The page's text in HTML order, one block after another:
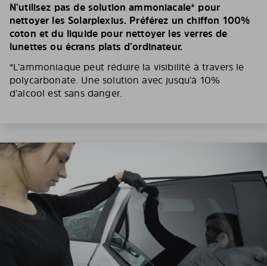
N’utilisez pas de solution ammoniacale* pour
nettoyer les Solarplexius. Préférez un chiffon 100%
coton et du liquide pour nettoyer les verres de
lunettes ou écrans plats d’ordinateur.
*L’ammoniaque peut réduire la visibilité à travers le
polycarbonate. Une solution avec jusqu’à 10%
d’alcool est sans danger.